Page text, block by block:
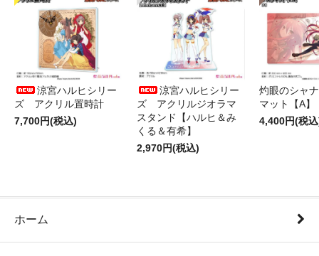
涼宮ハルヒシリー
ズ アクリル置時計
7,700円(税込)
涼宮ハルヒシリー
ズ アクリルジオラマ
スタンド【ハルヒ＆み
くる＆有希】
2,970円(税込)
灼眼のシャ
マット【A】
4,400円(税
ホーム